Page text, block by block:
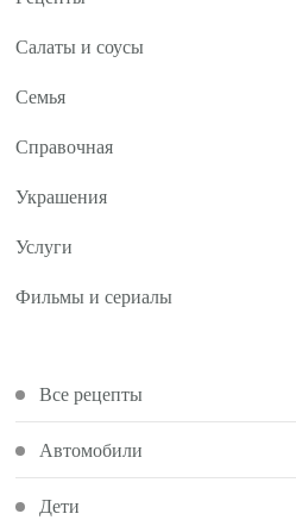
Салаты и соусы
Семья
Справочная
Украшения
Услуги
Фильмы и сериалы
Все рецепты
Автомобили
Дети